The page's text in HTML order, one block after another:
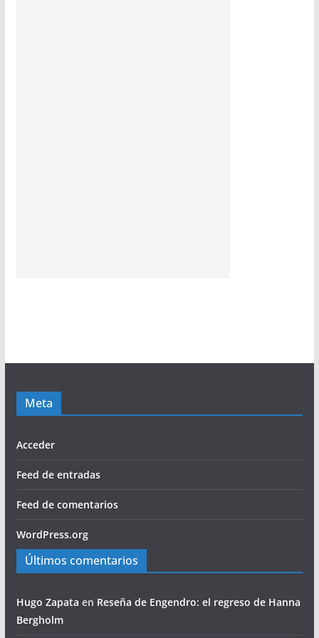
Meta
Acceder
Feed de entradas
Feed de comentarios
WordPress.org
Últimos comentarios
Hugo Zapata en Reseña de Engendro: el regreso de Hanna
Bergholm